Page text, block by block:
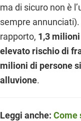
ma di sicuro non è
sempre annunciati).
rapporto, 1,3
elevato rischio di
milioni di persone
alluvione.
Leggi anche: Come